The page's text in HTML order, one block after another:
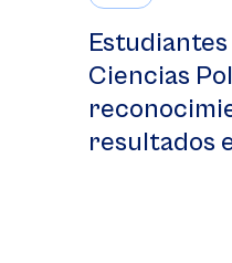
Ciencias
resultados